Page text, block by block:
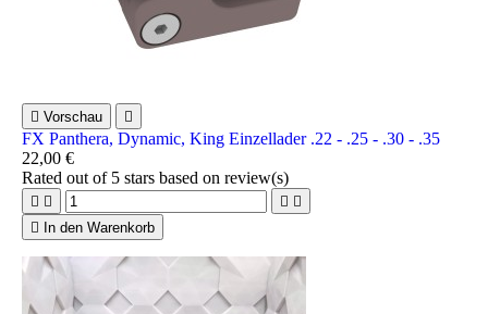
 Vorschau 
FX Panthera, Dynamic, King Einzellader .22 - .25 - .30 - .35
22,00 €
Rated out of 5 stars based on review(s)
   

In den Warenkorb